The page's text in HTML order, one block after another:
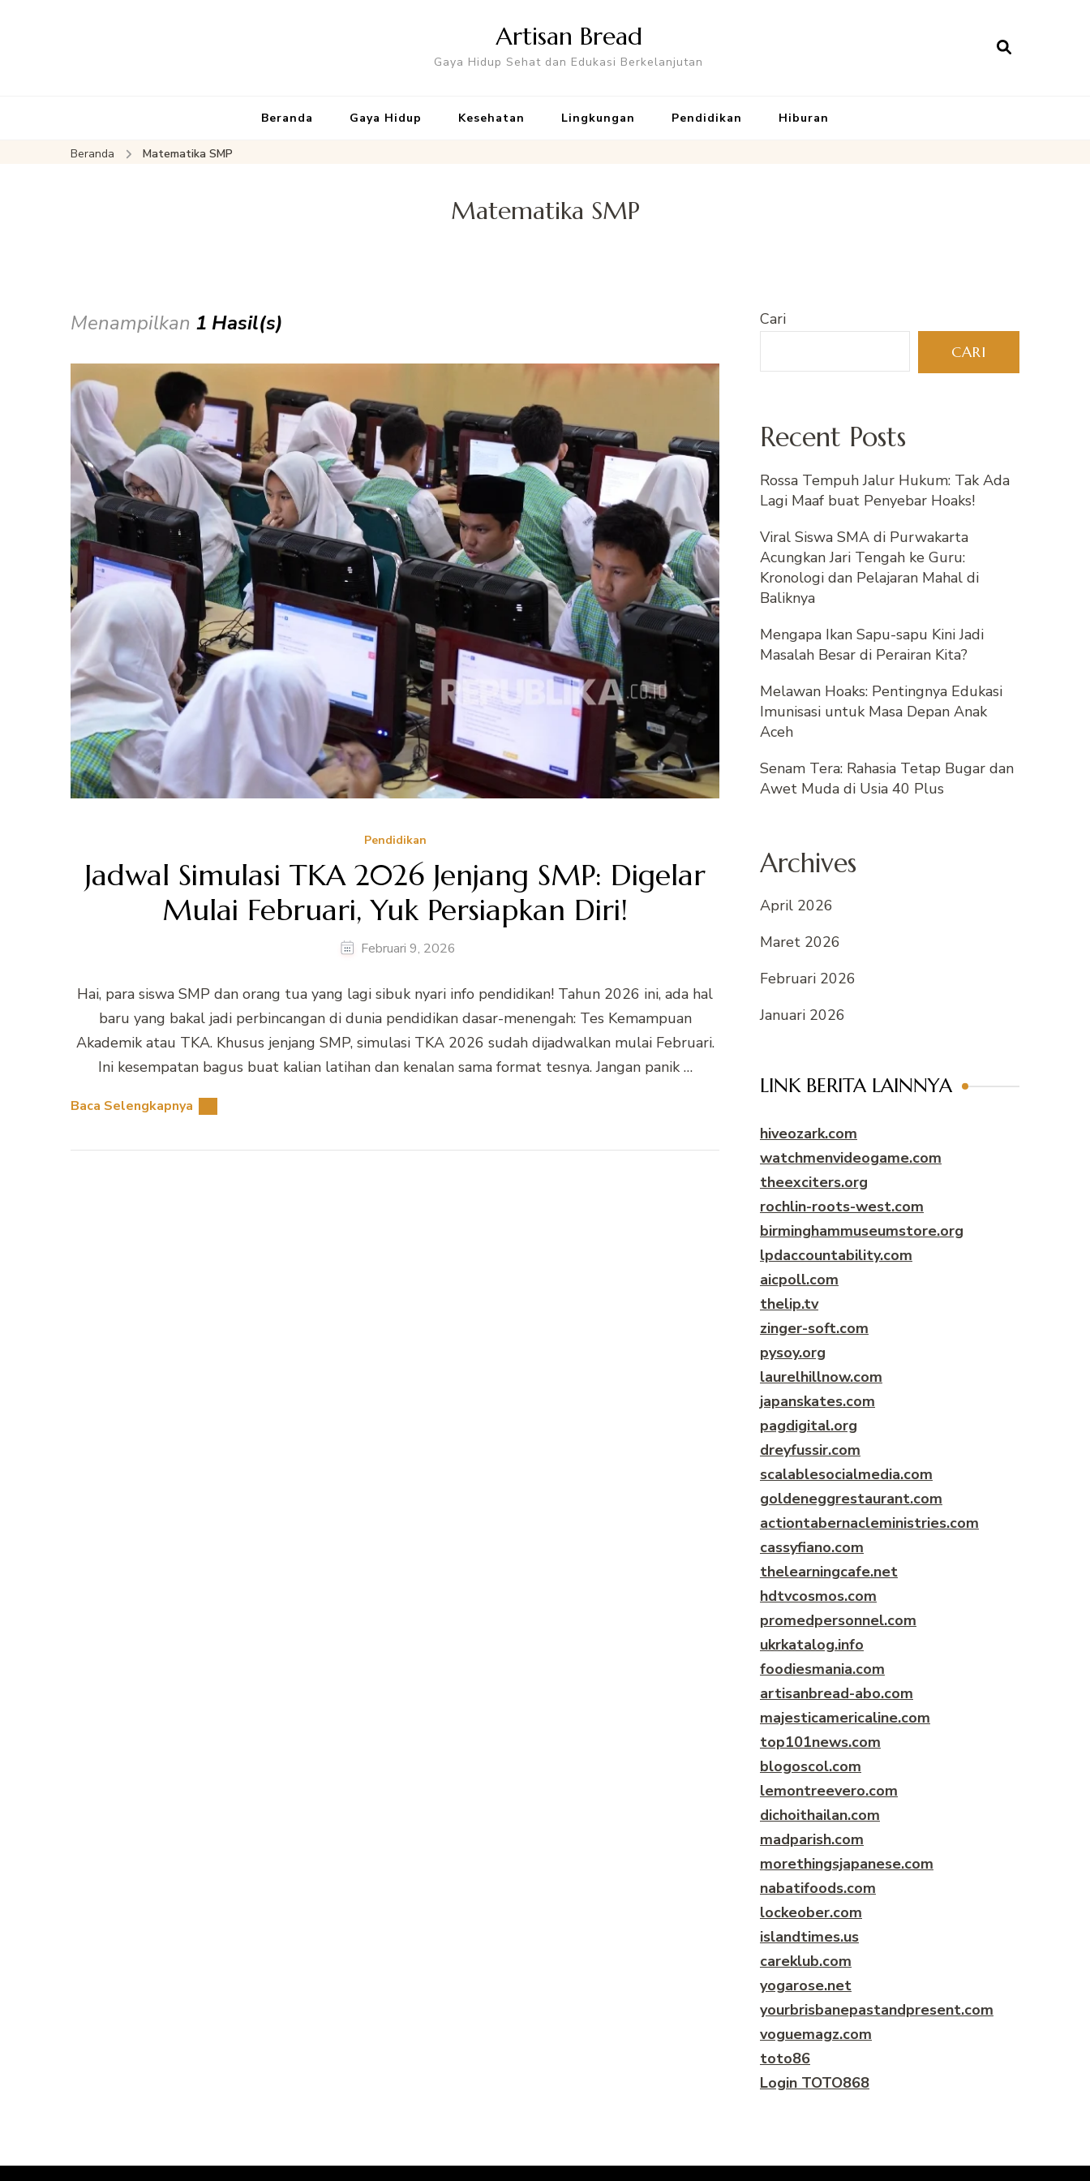
Artisan Bread
Gaya Hidup Sehat dan Edukasi Berkelanjutan
Beranda Gaya Hidup Kesehatan Lingkungan Pendidikan Hiburan
Beranda Matematika SMP
Matematika SMP
Menampilkan 1 Hasil(s)
Pendidikan
Jadwal Simulasi TKA 2026 Jenjang SMP: Digelar
Mulai Februari, Yuk Persiapkan Diri!
Februari 9, 2026
Hai, para siswa SMP dan orang tua yang lagi sibuk nyari info pendidikan! Tahun 2026 ini, ada hal
baru yang bakal jadi perbincangan di dunia pendidikan dasar-menengah: Tes Kemampuan
Akademik atau TKA. Khusus jenjang SMP, simulasi TKA 2026 sudah dijadwalkan mulai Februari.
Ini kesempatan bagus buat kalian latihan dan kenalan sama format tesnya. Jangan panik …
Baca Selengkapnya
Cari
CARI
Recent Posts
Rossa Tempuh Jalur Hukum: Tak Ada
Lagi Maaf buat Penyebar Hoaks!
Viral Siswa SMA di Purwakarta
Acungkan Jari Tengah ke Guru:
Kronologi dan Pelajaran Mahal di
Baliknya
Mengapa Ikan Sapu-sapu Kini Jadi
Masalah Besar di Perairan Kita?
Melawan Hoaks: Pentingnya Edukasi
Imunisasi untuk Masa Depan Anak
Aceh
Senam Tera: Rahasia Tetap Bugar dan
Awet Muda di Usia 40 Plus
Archives
April 2026
Maret 2026
Februari 2026
Januari 2026
LINK BERITA LAINNYA
hiveozark.com
watchmenvideogame.com
theexciters.org
rochlin-roots-west.com
birminghammuseumstore.org
lpdaccountability.com
aicpoll.com
thelip.tv
zinger-soft.com
pysoy.org
laurelhillnow.com
japanskates.com
pagdigital.org
dreyfussir.com
scalablesocialmedia.com
goldeneggrestaurant.com
actiontabernacleministries.com
cassyfiano.com
thelearningcafe.net
hdtvcosmos.com
promedpersonnel.com
ukrkatalog.info
foodiesmania.com
artisanbread-abo.com
majesticamericaline.com
top101news.com
blogoscol.com
lemontreevero.com
dichoithailan.com
madparish.com
morethingsjapanese.com
nabatifoods.com
lockeober.com
islandtimes.us
careklub.com
yogarose.net
yourbrisbanepastandpresent.com
voguemagz.com
toto86
Login TOTO868